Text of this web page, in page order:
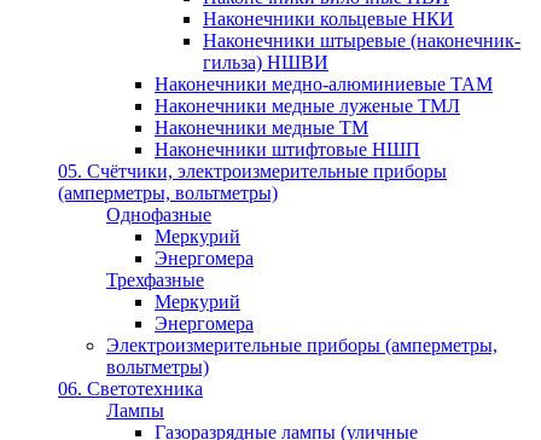
Наконечники кольцевые НКИ
Наконечники штыревые (наконечник-
гильза) НШВИ
Наконечники медно-алюминиевые ТАМ
Наконечники медные луженые ТМЛ
Наконечники медные ТМ
Наконечники штифтовые НШП
05. Счётчики, электроизмерительные приборы
(амперметры, вольтметры)
Однофазные
Меркурий
Энергомера
Трехфазные
Меркурий
Энергомера
Электроизмерительные приборы (амперметры,
вольтметры)
06. Светотехника
Лампы
Газоразрядные лампы (уличные